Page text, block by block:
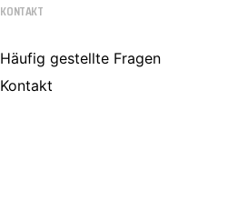
KONTAKT
Häufig gestellte Fragen
Kontakt